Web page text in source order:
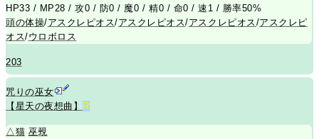
HP33 / MP28 / 攻0 / 防0 / 魔0 / 精0 / 命0 / 速1 / 勝率50%
頭の体操/アスクレピオス/アスクレピオス/アスクレピオス /アスクレピ
オス/ウロボロス
203
咒りの巫女
【星天の夜想曲】 R
△ 猫 巫覡